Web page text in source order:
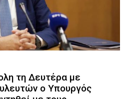
τη Δευτέρα με
ο Υπουργός